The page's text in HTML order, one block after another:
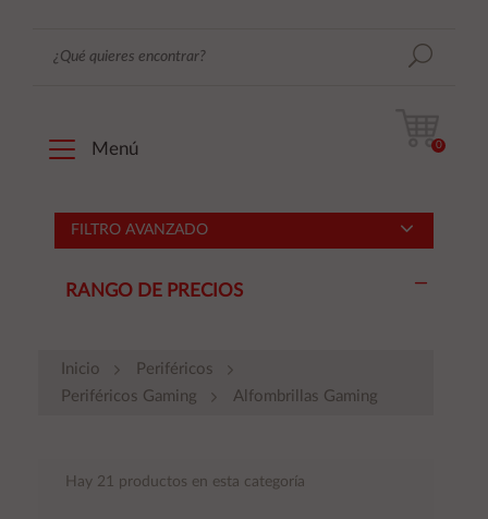
Menú 0
FILTRO AVANZADO
RANGO DE PRECIOS
Inicio
Periféricos
Periféricos Gaming
Alfombrillas Gaming
Hay 21 productos en esta categoría